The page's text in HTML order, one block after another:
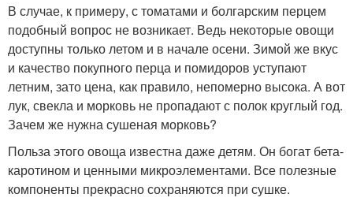
В случае, к примеру, с томатами и болгарским перцем
подобный вопрос не возникает. Ведь некоторые овощи
доступны только летом и в начале осени. Зимой же вкус
и качество покупного перца и помидоров уступают
летним, зато цена, как правило, непомерно высока. А вот
лук, свекла и морковь не пропадают с полок круглый год.
Зачем же нужна сушеная морковь?
Польза этого овоща известна даже детям. Он богат бета-
каротином и ценными микроэлементами. Все полезные
компоненты прекрасно сохраняются при сушке.